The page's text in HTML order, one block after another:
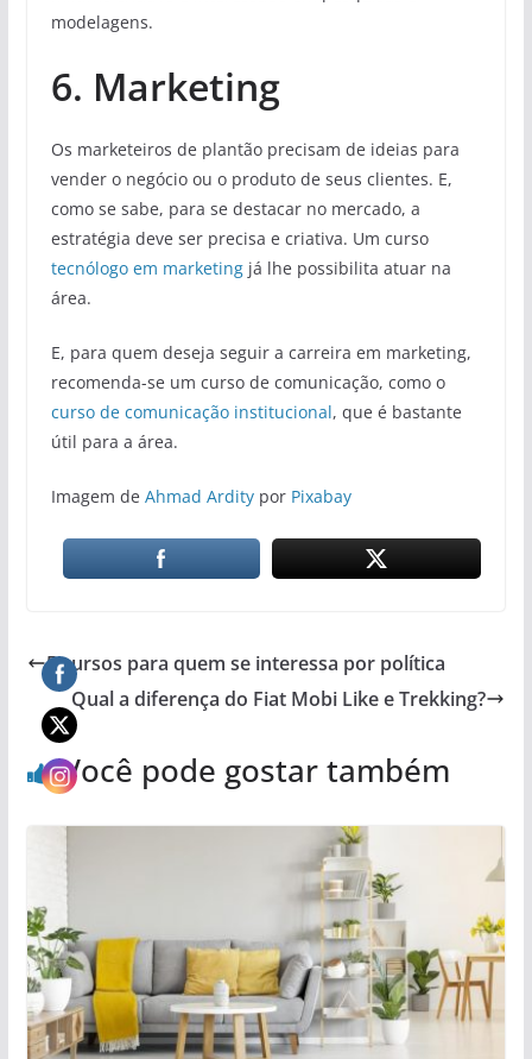
modelagens.
6. Marketing
Os marketeiros de plantão precisam de ideias para
vender o negócio ou o produto de seus clientes. E,
como se sabe, para se destacar no mercado, a
estratégia deve ser precisa e criativa. Um curso
tecnólogo em marketingjá lhe possibilita atuar na
área.
E, para quem deseja seguir a carreira em marketing,
recomenda-se um curso de comunicação, como o
curso de comunicação institucional, que é bastante
útil para a área.
Imagem de Ahmad Arditypor Pixabay
5 cursos para quem se interessa por política
Qual a diferença do Fiat Mobi Like e Trekking?
Você pode gostar também